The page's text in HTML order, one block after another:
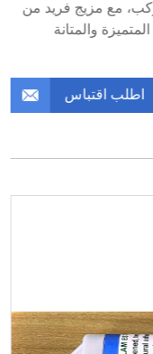
مع مزيج فريد من
والمتانة
اطلب اقتباس